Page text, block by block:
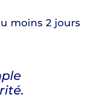
moins 2 jours